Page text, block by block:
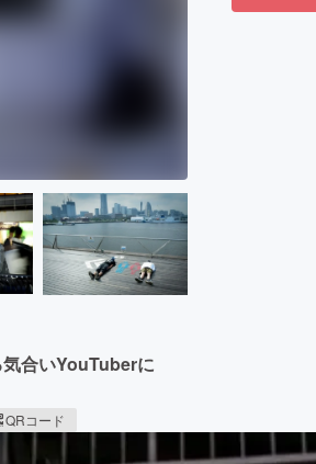
合いYouTuberに
QRコード